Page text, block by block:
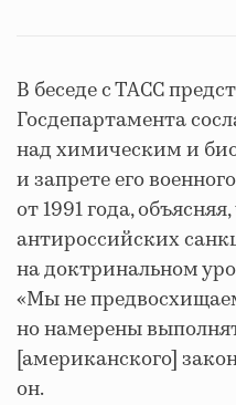
В беседе с ТАСС
Госдепартамента
над химическим и
и запрете его
от 1991 года,
антироссийских
на доктринальном
«Мы не
но намерены
[американского]
он.